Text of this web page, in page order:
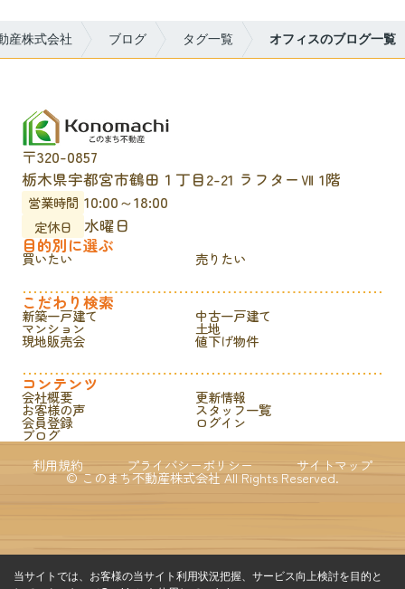
産株式会社 ブログ タグ一覧 オフィスのブログ一覧
〒320-0857
栃木県宇都宮市鶴田１丁目2-21 ラフターⅦ 1階
営業時間 10:00～18:00
定休日
水曜日
目的別に選ぶ
買いたい 売りたい
こだわり検索
新築一戸建て 中古一戸建て
マンション 土地
現地販売会 値下げ物件
コンテンツ
会社概要 更新情報
お客様の声 スタッフ一覧
会員登録 ログイン
ブログ
利用規約
プライバシーポリシー サイトマップ
© このまち不動産株式会社 All Rights Reserved.
当サイトでは、お客様の当サイト利用状況把握、サービス向上検討を目的と